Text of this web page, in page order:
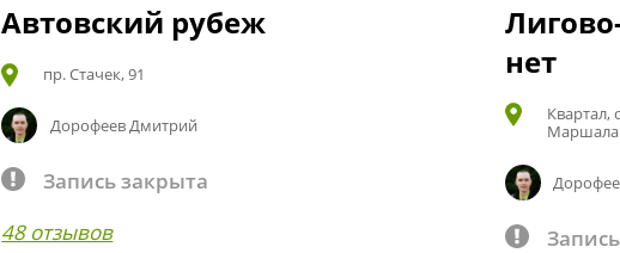
Автовский рубеж
пр. Стачек, 91
Дорофеев Дмитрий
Запись закрыта
48 отзывов
нет
Квартал,
Маршала